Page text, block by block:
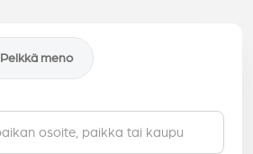
Pelkkä meno